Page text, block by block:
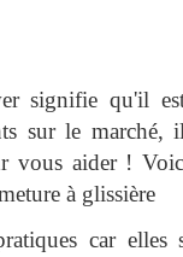
signifie qu'il
sur le
vous aider !
à glissière
car